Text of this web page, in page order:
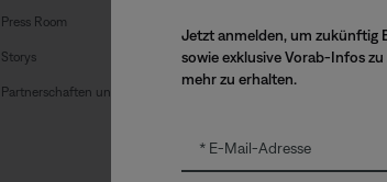
Press Room
Storys
Partnerschaften und Lizenzierung
Jetzt anmelden, um zukünftig
sowie exklusive Vorab-Infos
mehr zu erhalten.
E-Mail-Adresse